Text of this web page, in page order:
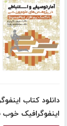
دانلود کتاب
اینفوگرافیک خوب